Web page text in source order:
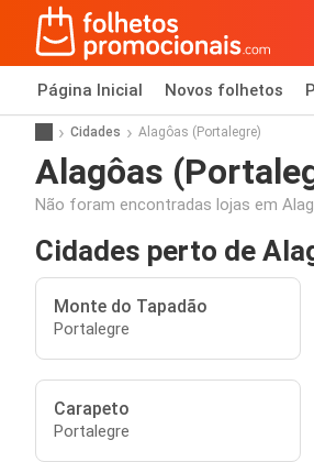
Página Inicial Novos folhetos
Cidades Alagôas (Portalegre)
Alagôas
Não foram encontradas lojas em
Cidades perto de
Monte do Tapadão
Portalegre
Carapeto
Portalegre